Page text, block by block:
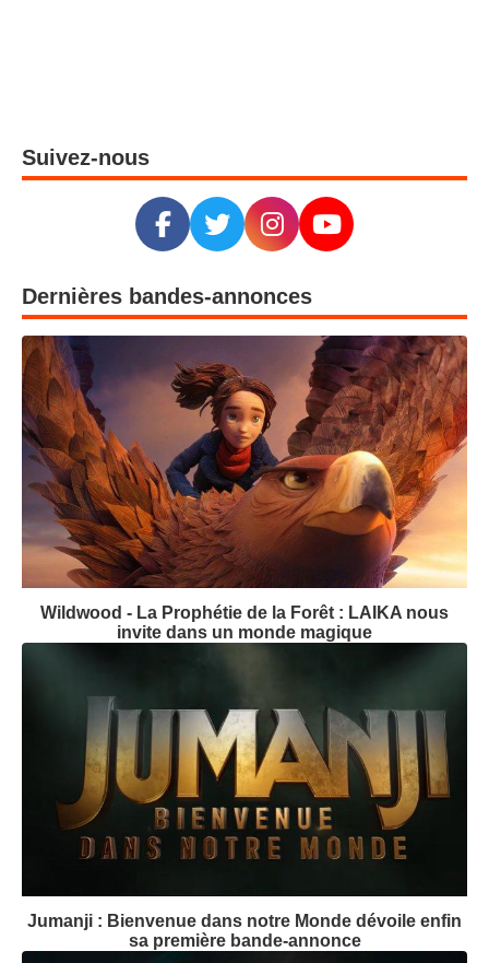
Suivez-nous
Dernières bandes-annonces
Wildwood - La Prophétie de la Forêt : LAIKA nous
invite dans un monde magique
Jumanji : Bienvenue dans notre Monde dévoile enfin
sa première bande-annonce